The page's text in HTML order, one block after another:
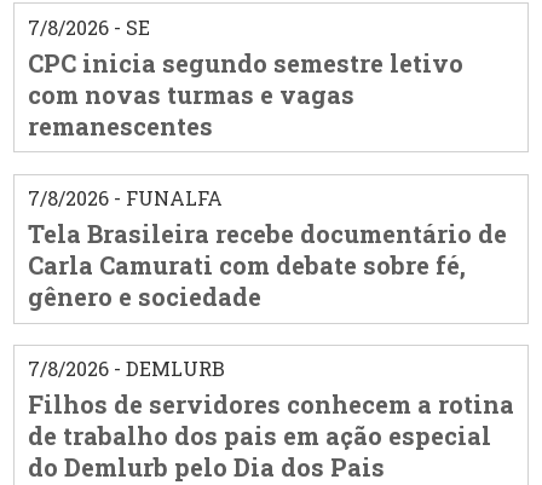
7/8/2026 - SE
CPC inicia segundo semestre letivo
com novas turmas e vagas
remanescentes
7/8/2026 - FUNALFA
Tela Brasileira recebe documentário de
Carla Camurati com debate sobre fé,
gênero e sociedade
7/8/2026 - DEMLURB
Filhos de servidores conhecem a rotina
de trabalho dos pais em ação especial
do Demlurb pelo Dia dos Pais